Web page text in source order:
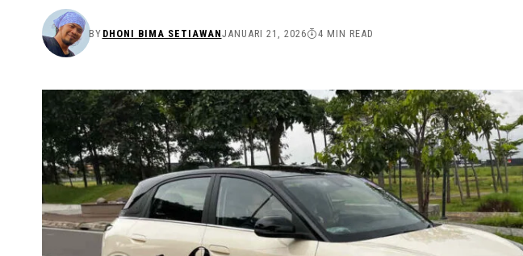
BY DHONI BIMA SETIAWANJANUARI 21, 2026 4 MIN READ